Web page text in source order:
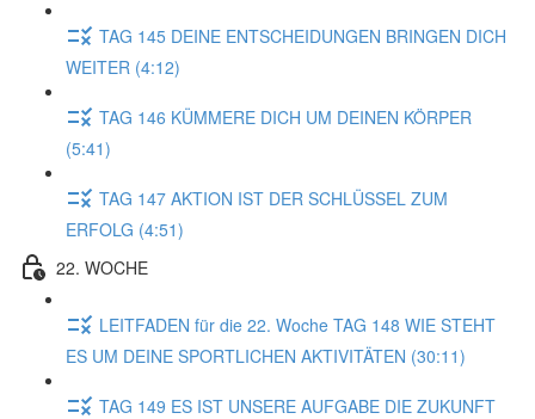
TAG 145 DEINE ENTSCHEIDUNGEN BRINGEN DICH
WEITER (4:12)
TAG 146 KÜMMERE DICH UM DEINEN KÖRPER
(5:41)
TAG 147 AKTION IST DER SCHLÜSSEL ZUM
ERFOLG (4:51)
22. WOCHE
LEITFADEN für die 22. Woche TAG 148 WIE STEHT
ES UM DEINE SPORTLICHEN AKTIVITÄTEN (30:11)
TAG 149 ES IST UNSERE AUFGABE DIE ZUKUNFT